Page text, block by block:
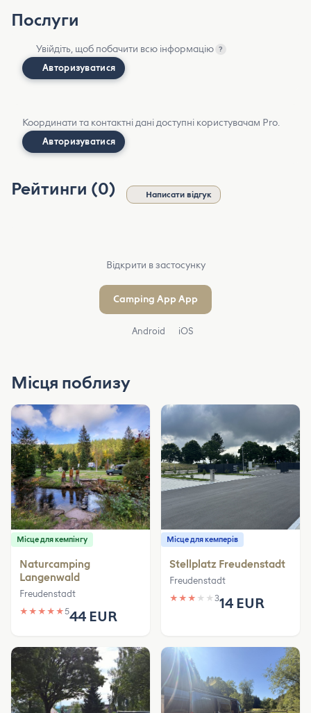
Послуги
Увійдіть, щоб побачити всю інформацію ?
Авторизуватися
Координати та контактні дані доступні користувачам Pro.
Авторизуватися
Рейтинги (0) Написати відгук
Відкрити в застосунку
Camping App App
Android iOS
Місця поблизу
Місце для кемпінгу
Naturcamping
Langenwald
Freudenstadt
★ ★ ★ ★ ★544 EUR
Місце для кемперів
Stellplatz Freudenstadt
Freudenstadt
★ ★ ★ ★ ★ 314 EUR